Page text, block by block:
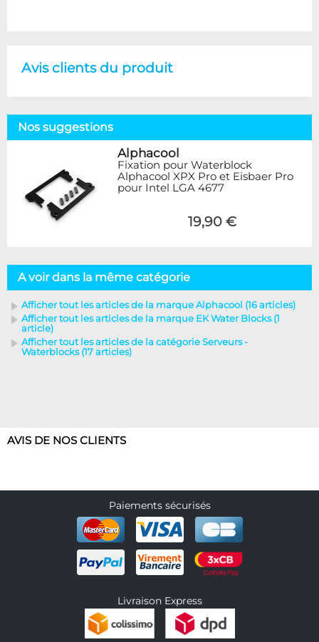
Avis clients du produit
Nos suggestions
Alphacool
Fixation pour Waterblock
Alphacool XPX Pro et Eisbaer Pro
pour Intel LGA 4677
19,90 €
A voir dans la même catégorie
Afficher tout les articles de la marque Alphacool (16 articles)
Afficher tout les articles de la marque EK Water Blocks (1
article)
Afficher tout les articles de la catégorie Serveurs -
Waterblocks (17 articles)
AVIS DE NOS CLIENTS
Paiements sécurisés
Livraison Express